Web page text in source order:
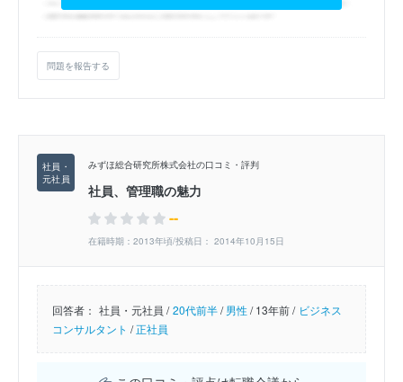
問題を報告する
みずほ総合研究所株式会社の口コミ・評判
社員、管理職の魅力
--
在籍時期：2013年頃/投稿日： 2014年10月15日
回答者： 社員・元社員 / 20代前半/男性/13年前 / ビジネス
コンサルタント /正社員